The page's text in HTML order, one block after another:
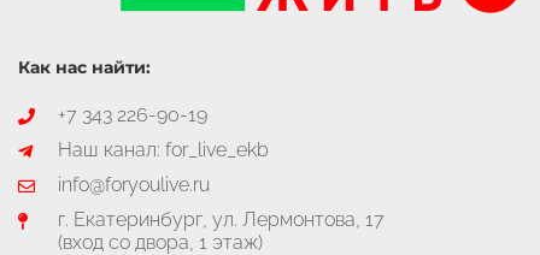
Как нас найти:
+7 343 226-90-19
Наш канал: for_live_ekb
info@foryoulive.ru
г. Екатеринбург, ул. Лермонтова, 17
(вход со двора, 1 этаж)